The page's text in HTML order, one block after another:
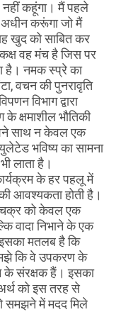
कहूंगा। मैं पहले
करूंगा जो मैं
खुद को साबित कर
वह मंच है जिस पर
है। नमक स्प्रे का
वचन की पुनरावृति
विभाग द्वारा
के क्षमाशील भौतिकी
साथ न केवल एक
भविष्य का सामना
लाता है।
के हर पहलू में
आवश्यकता होती है।
चक्र को केवल एक
वादा निभाने के एक
मतलब है कि
कि वे उपकरण के
के संरक्षक हैं। इसका
को इस तरह से
समझने में मदद मिले